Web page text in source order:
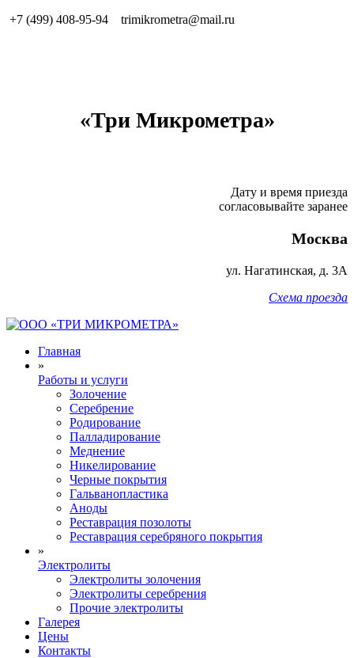
+7 (499) 408-95-94 trimikrometra@mail.ru
«Три Микрометра»
Дату и время приезда
согласовывайте заранее
Москва
ул. Нагатинская, д. 3А
Схема проезда
Главная
»
Работы и услуги
Золочение
Серебрение
Родирование
Палладирование
Меднение
Никелирование
Черные покрытия
Гальванопластика
Аноды
Реставрация позолоты
Реставрация серебряного покрытия
»
Электролиты
Электролиты золочения
Электролиты серебрения
Прочие электролиты
Галерея
Цены
Контакты